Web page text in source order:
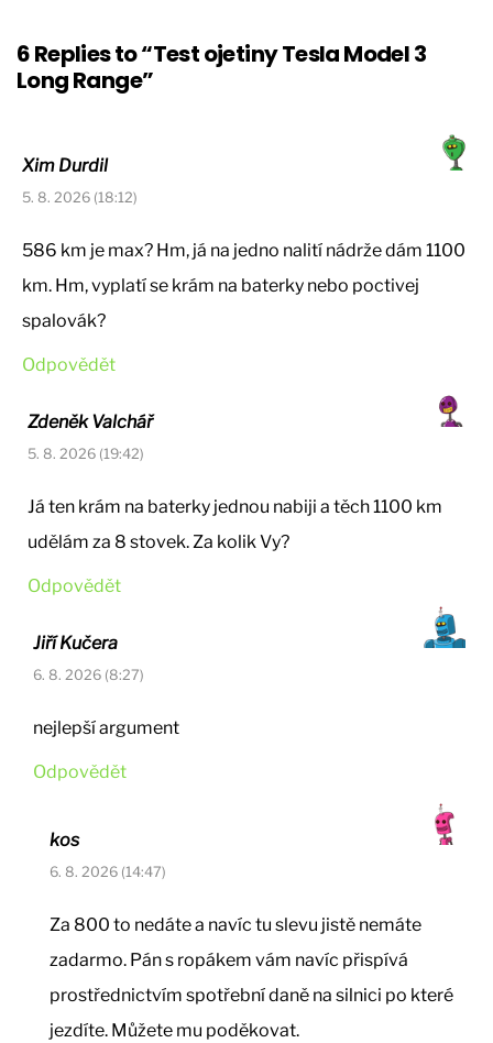
6 Replies to “Test ojetiny Tesla Model 3
Long Range”
Xim Durdil
5. 8. 2026 (18:12)
586 km je max? Hm, já na jedno nalití nádrže dám 1100
km. Hm, vyplatí se krám na baterky nebo poctivej
spalovák?
Odpovědět
Zdeněk Valchář
5. 8. 2026 (19:42)
Já ten krám na baterky jednou nabiji a těch 1100 km
udělám za 8 stovek. Za kolik Vy?
Odpovědět
Jiří Kučera
6. 8. 2026 (8:27)
nejlepší argument
Odpovědět
kos
6. 8. 2026 (14:47)
Za 800 to nedáte a navíc tu slevu jistě nemáte
zadarmo. Pán s ropákem vám navíc přispívá
prostřednictvím spotřební daně na silnici po které
jezdíte. Můžete mu poděkovat.